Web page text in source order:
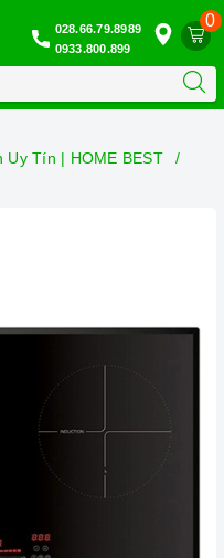
0
028.66.79.8989
0933.800.899
Tín | HOME BEST